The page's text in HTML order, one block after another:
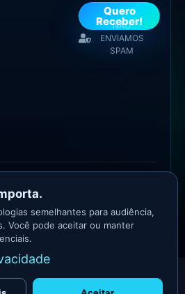
Quero
Receber!
NÃO
ENVIAMOS
SPAM
semelhantes para audiência,
Você pode aceitar ou manter